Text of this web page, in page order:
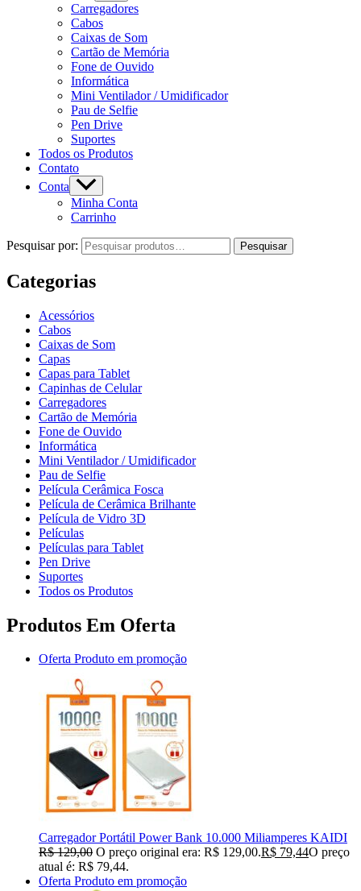
Carregadores
Cabos
Caixas de Som
Cartão de Memória
Fone de Ouvido
Informática
Mini Ventilador / Umidificador
Pau de Selfie
Pen Drive
Suportes
Todos os Produtos
Contato
Conta
Minha Conta
Carrinho
Pesquisar por: Pesquisar
Categorias
Acessórios
Cabos
Caixas de Som
Capas
Capas para Tablet
Capinhas de Celular
Carregadores
Cartão de Memória
Fone de Ouvido
Informática
Mini Ventilador / Umidificador
Pau de Selfie
Película Cerâmica Fosca
Película de Cerâmica Brilhante
Película de Vidro 3D
Películas
Películas para Tablet
Pen Drive
Suportes
Todos os Produtos
Produtos Em Oferta
Oferta Produto em promoção
Carregador Portátil Power Bank 10.000 Miliamperes KAIDI
R$129,00 O preço original era: R$ 129,00.R$ 79,44O preço
atual é: R$ 79,44.
Oferta Produto em promoção